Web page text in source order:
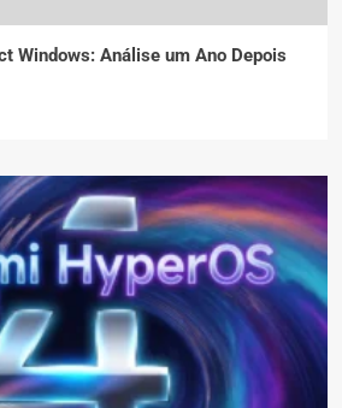
Windows: Análise um Ano Depois